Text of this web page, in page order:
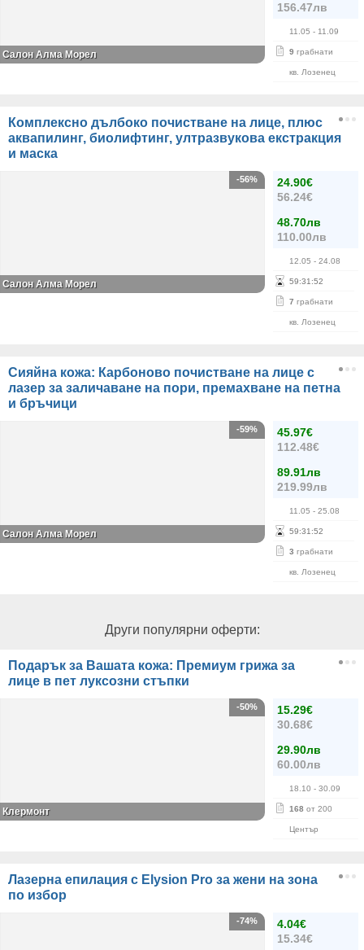
156.47лв
11.05 - 11.09
9 грабнати
кв. Лозенец
Салон Алма Морел
Комплексно дълбоко почистване на лице, плюс
аквапилинг, биолифтинг, ултразвукова екстракция
и маска
24.90€
56.24€
48.70лв
110.00лв
12.05 - 24.08
59:31 :52
7 грабнати
кв. Лозенец
-56%
Салон Алма Морел
Сияйна кожа: Карбоново почистване на лице с
лазер за заличаване на пори, премахване на петна
и бръчици
45.97€
112.48€
89.91лв
219.99лв
11.05 - 25.08
59:31 :52
3 грабнати
кв. Лозенец
-59%
Салон Алма Морел
Други популярни оферти:
Подарък за Вашата кожа: Премиум грижа за
лице в пет луксозни стъпки
15.29€
30.68€
29.90лв
60.00лв
18.10 - 30.09
168 от 200
Център
-50%
Клермонт
Лазерна епилация с Elysion Pro за жени на зона
по избор
4.04€
15.34€
-74%